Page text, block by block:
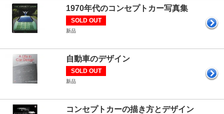
1970年代のコンセプトカー写真集
SOLD OUT
新品
自動車のデザイン
SOLD OUT
新品
コンセプトカーの描き方とデザイン